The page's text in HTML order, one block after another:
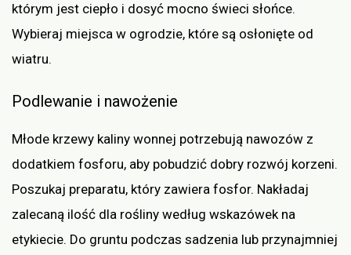
którym jest ciepło i dosyć mocno świeci słońce.
Wybieraj miejsca w ogrodzie, które są osłonięte od
wiatru.
Podlewanie i nawożenie
Młode krzewy kaliny wonnej potrzebują nawozów z
dodatkiem fosforu, aby pobudzić dobry rozwój korzeni.
Poszukaj preparatu, który zawiera fosfor. Nakładaj
zalecaną ilość dla rośliny według wskazówek na
etykiecie. Do gruntu podczas sadzenia lub przynajmniej